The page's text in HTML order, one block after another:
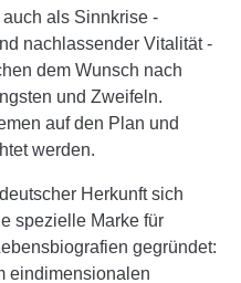
als Sinnkrise -
nachlassender Vitalität -
dem Wunsch nach
und Zweifeln.
auf den Plan und
werden.
Herkunft sich
spezielle Marke für
gegründet:
eindimensionalen